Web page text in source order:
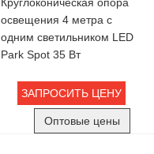
освещения 4 метра с
одним светильником LED
Park Spot 35 Вт
ЗАПРОСИТЬ ЦЕНУ
Оптовые цены